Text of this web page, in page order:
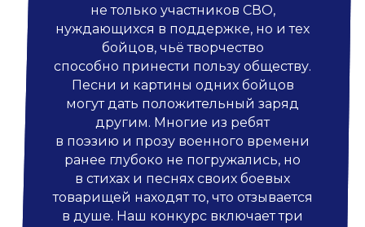
не только участников СВО,
нуждающихся в поддержке, но и тех
бойцов, чьё творчество
способно принести пользу обществу.
Песни и картины одних бойцов
могут дать положительный заряд
другим. Многие из ребят
в поэзию и прозу военного времени
ранее глубоко не погружались, но
в стихах и песнях своих боевых
товарищей находят то, что отзывается
в душе. Наш конкурс включает три